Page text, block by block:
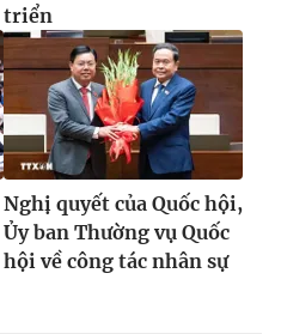
triển
Nghị quyết của Quốc hội,
Ủy ban Thường vụ Quốc
hội về công tác nhân sự